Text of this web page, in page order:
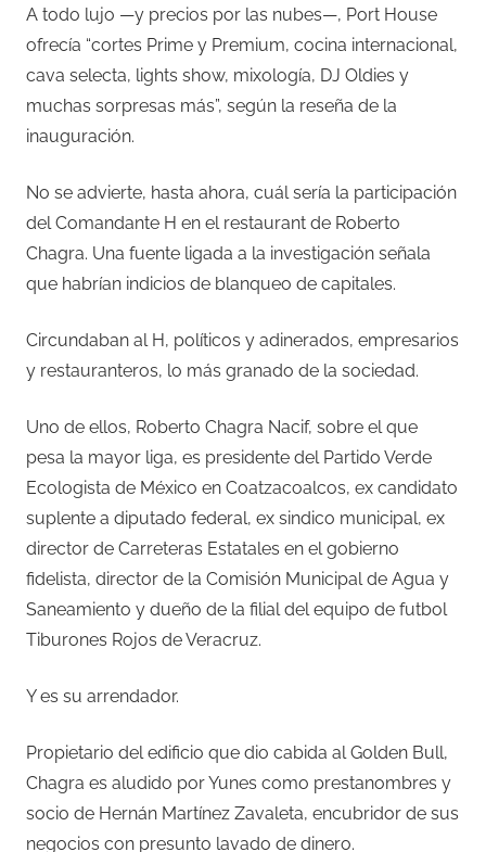
A todo lujo —y precios por las nubes—, Port House
ofrecía “cortes Prime y Premium, cocina internacional,
cava selecta, lights show, mixología, DJ Oldies y
muchas sorpresas más”, según la reseña de la
inauguración.
No se advierte, hasta ahora, cuál sería la participación
del Comandante H en el restaurant de Roberto
Chagra. Una fuente ligada a la investigación señala
que habrían indicios de blanqueo de capitales.
Circundaban al H, políticos y adinerados, empresarios
y restauranteros, lo más granado de la sociedad.
Uno de ellos, Roberto Chagra Nacif, sobre el que
pesa la mayor liga, es presidente del Partido Verde
Ecologista de México en Coatzacoalcos, ex candidato
suplente a diputado federal, ex sindico municipal, ex
director de Carreteras Estatales en el gobierno
fidelista, director de la Comisión Municipal de Agua y
Saneamiento y dueño de la filial del equipo de futbol
Tiburones Rojos de Veracruz.
Y es su arrendador.
Propietario del edificio que dio cabida al Golden Bull,
Chagra es aludido por Yunes como prestanombres y
socio de Hernán Martínez Zavaleta, encubridor de sus
negocios con presunto lavado de dinero.